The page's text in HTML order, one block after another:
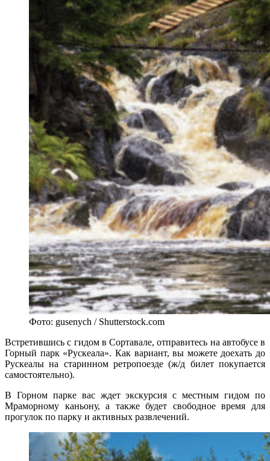
Фото: gusenych / Shutterstock.com
Встретившись с гидом в Сортавале, отправитесь на автобусе в
Горный парк «Рускеала». Как вариант, вы можете доехать до
Рускеалы на старинном ретропоезде (ж/д билет покупается
самостоятельно).
В Горном парке вас ждет экскурсия с местным гидом по
Мраморному каньону, а также будет свободное время для
прогулок по парку и активных развлечений.